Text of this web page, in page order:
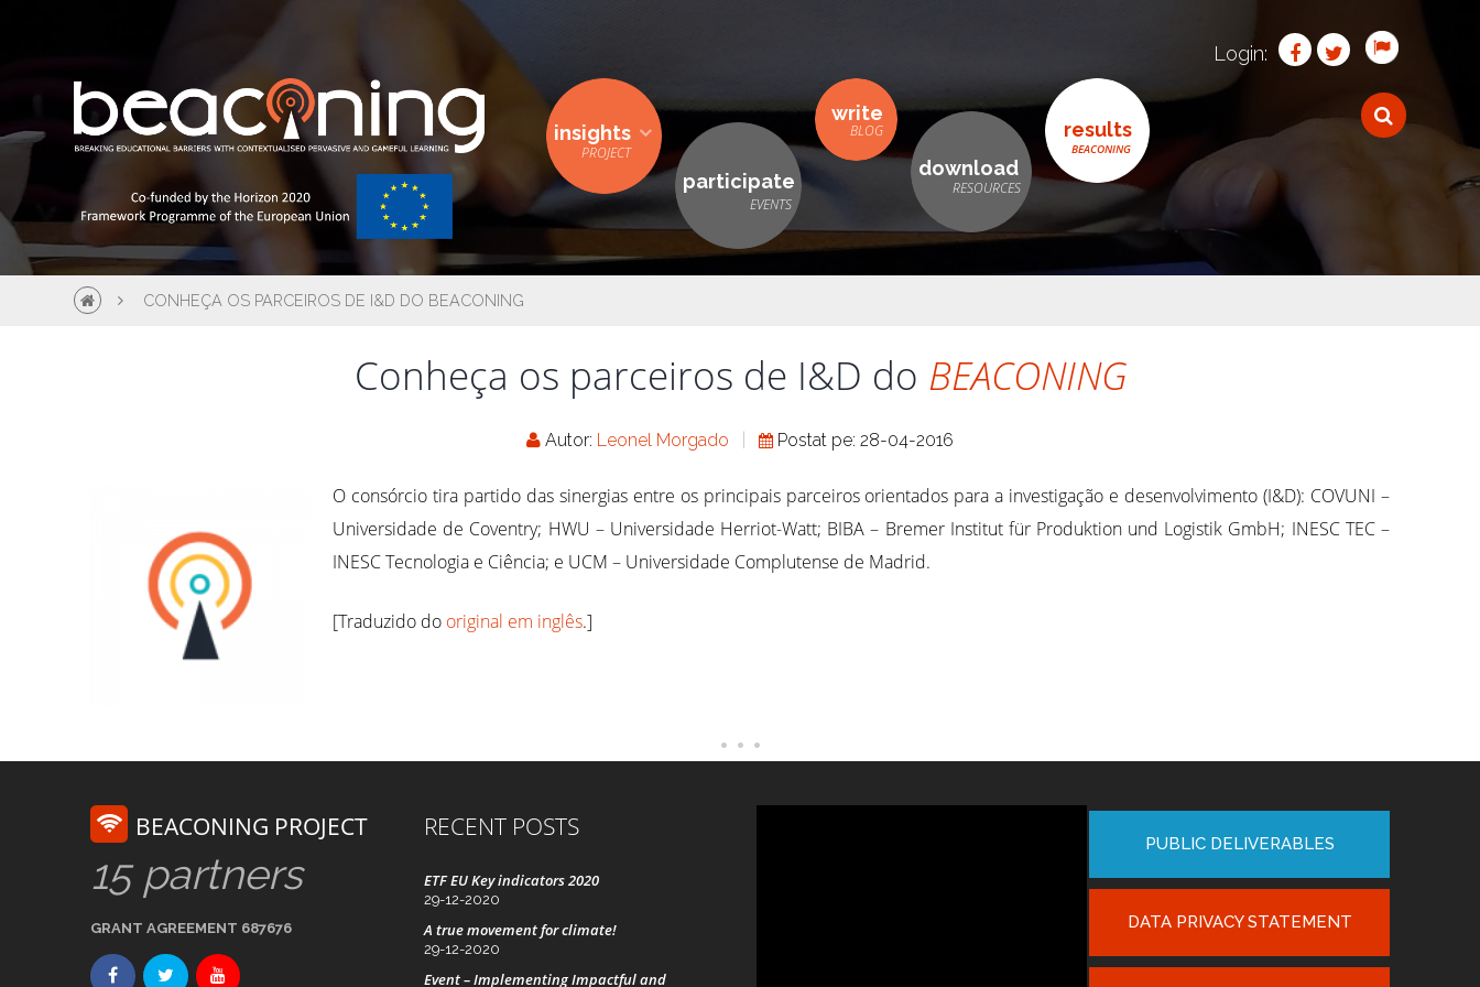
Login:
insights
participate
write
download
results
CONHEÇA OS PARCEIROS DE I&D DO BEACONING
Conheça os parceiros de I&D do BEACONING
Autor: Leonel Morgado Postat pe: 28-04-2016
O consórcio tira partido das sinergias entre os principais parceiros orientados para a investigação e desenvolvimento (I&D): COVUNI –
Universidade de Coventry; HWU – Universidade Herriot-Watt; BIBA – Bremer Institut für Produktion und Logistik GmbH; INESC TEC –
INESC Tecnologia e Ciência; e UCM – Universidade Complutense de Madrid.
[Traduzido do original em inglês.]
BEACONING PROJECT
15 partners
GRANT AGREEMENT 687676
RECENT POSTS
ETF EU Key indicators 2020
29-12-2020
A true movement for climate!
29-12-2020
Event – Implementing Impactful and
PUBLIC DELIVERABLES
DATA PRIVACY STATEMENT